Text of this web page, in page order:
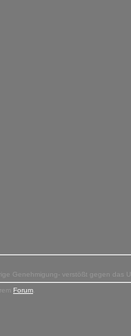
Genehmigung- verstößt gegen das
Forum